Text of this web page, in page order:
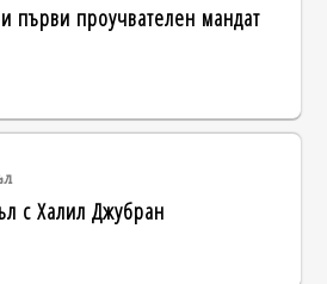
първи проучвателен мандат
с Халил Джубран